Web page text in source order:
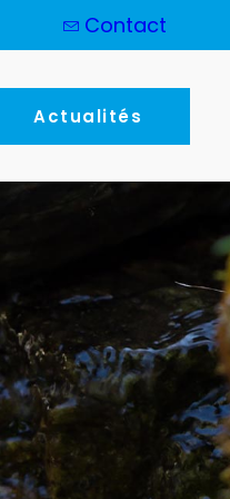
Contact
Actualités